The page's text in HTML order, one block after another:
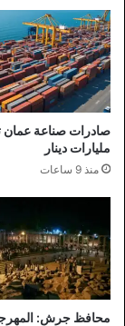
مليارات دينار
منذ 9 ساعات
محافظ جرش: